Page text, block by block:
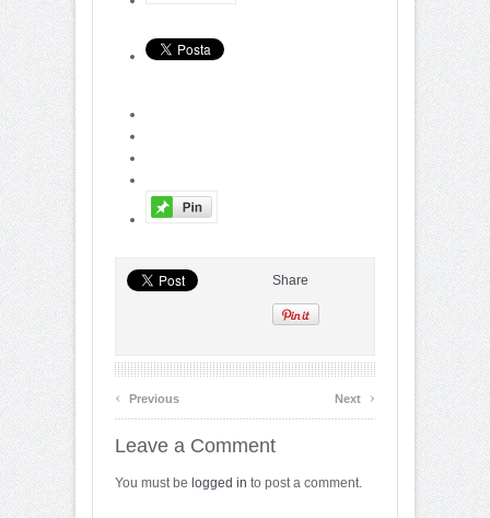
Share
‹ Previous Next ›
Leave a Comment
You must be logged in to post a comment.